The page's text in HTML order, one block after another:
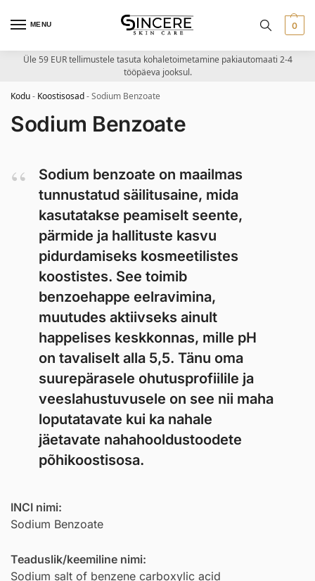
MENU 0
Üle 59 EUR tellimustele tasuta kohaletoimetamine pakiautomaati 2-4
tööpäeva jooksul.
Kodu- Koostisosad-Sodium Benzoate
Sodium Benzoate
Sodium benzoate on maailmas
tunnustatud säilitusaine, mida
kasutatakse peamiselt seente,
pärmide ja hallituste kasvu
pidurdamiseks kosmeetilistes
koostistes. See toimib
benzoehappe eelravimina,
muutudes aktiivseks ainult
happelises keskkonnas, mille pH
on tavaliselt alla 5,5. Tänu oma
suurepärasele ohutusprofiilile ja
veeslahustuvusele on see nii maha
loputatavate kui ka nahale
jäetavate nahahooldustoodete
põhikoostisosa.
INCI nimi:
Sodium Benzoate
Teaduslik/keemiline nimi:
Sodium salt of benzene carboxylic acid